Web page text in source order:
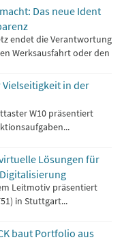
Das neue Ident
endet die Verantwortung
Werksausfahrt oder den
in der
W10 präsentiert
Lösungen für
Leitmotiv präsentiert
in Stuttgart...
baut Portfolio aus